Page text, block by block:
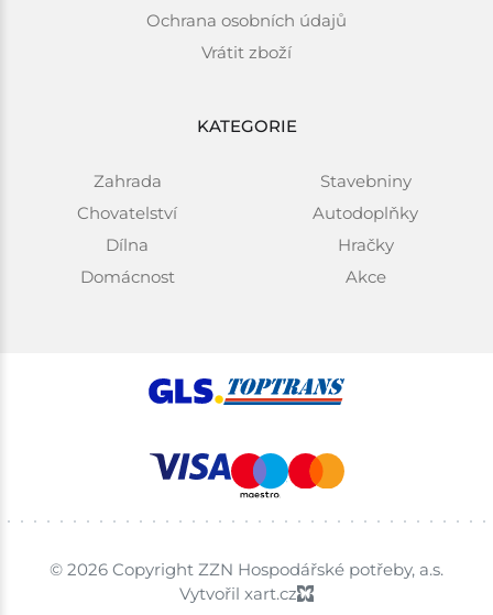
Ochrana osobních údajů
Vrátit zboží
KATEGORIE
Zahrada
Chovatelství
Dílna
Domácnost
Stavebniny
Autodoplňky
Hračky
Akce
© 2026 Copyright ZZN Hospodářské potřeby, a.s.
Vytvořil xart.cz